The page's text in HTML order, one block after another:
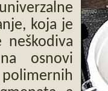
koja je
neškodiva
osnovi